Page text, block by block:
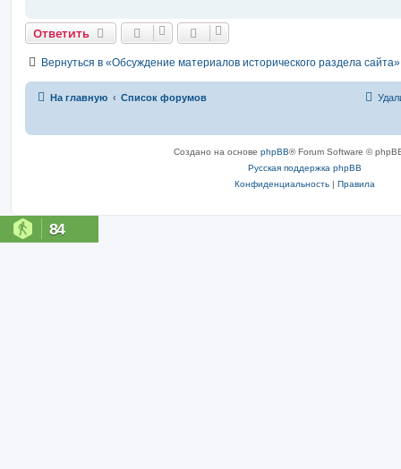
Ответить
Вернуться в «Обсуждение материалов исторического раздела сайта»
На главную Список форумов
Создано на основе phpBB® Forum Software ©
Русская поддержка phpBB
Конфиденциальность | Правила
84